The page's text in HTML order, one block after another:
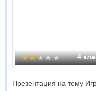
4
Презентация на тему